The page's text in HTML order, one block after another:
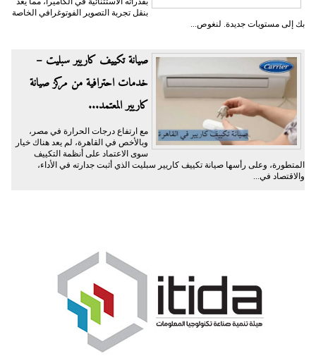
بنقل تجربة التصوير الفوتوغرافي الخاصة
بك إلى مستويات جديدة. لنغوص...
صيانة تكييف كاريير سبليت –
خدمات احترافية من مركز صيانة
كاريير المعتمد...
مع ارتفاع درجات الحرارة في مصر،
وبالأخص في القاهرة، لم يعد هناك خيار
سوى الاعتماد على أنظمة التكييف
المتطورة، وعلى رأسها صيانة تكييف كاريير سبليت الذي أثبت جدارته في الأداء،
والاقتصاد في...